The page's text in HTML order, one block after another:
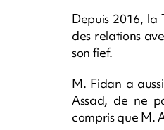
Depuis 2016,
des relations
son fief.
M. Fidan a
Assad, de ne
compris que M.